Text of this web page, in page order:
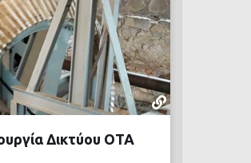
Δικτύου ΟΤΑ